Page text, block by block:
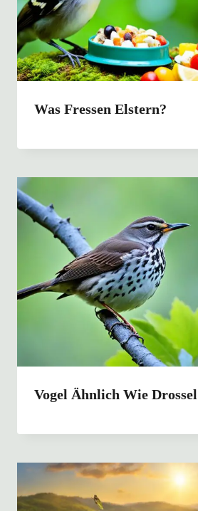
Was Fressen Elstern?
Vogel Ähnlich Wie Drossel